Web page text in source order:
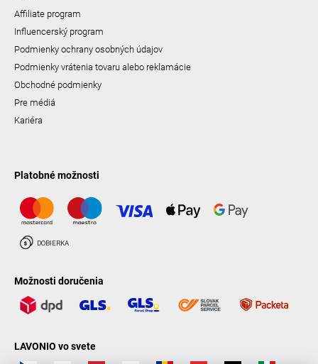
Affiliate program
Influencerský program
Podmienky ochrany osobných údajov
Podmienky vrátenia tovaru alebo reklamácie
Obchodné podmienky
Pre médiá
Kariéra
Platobné možnosti
Možnosti doručenia
LAVONIO vo svete